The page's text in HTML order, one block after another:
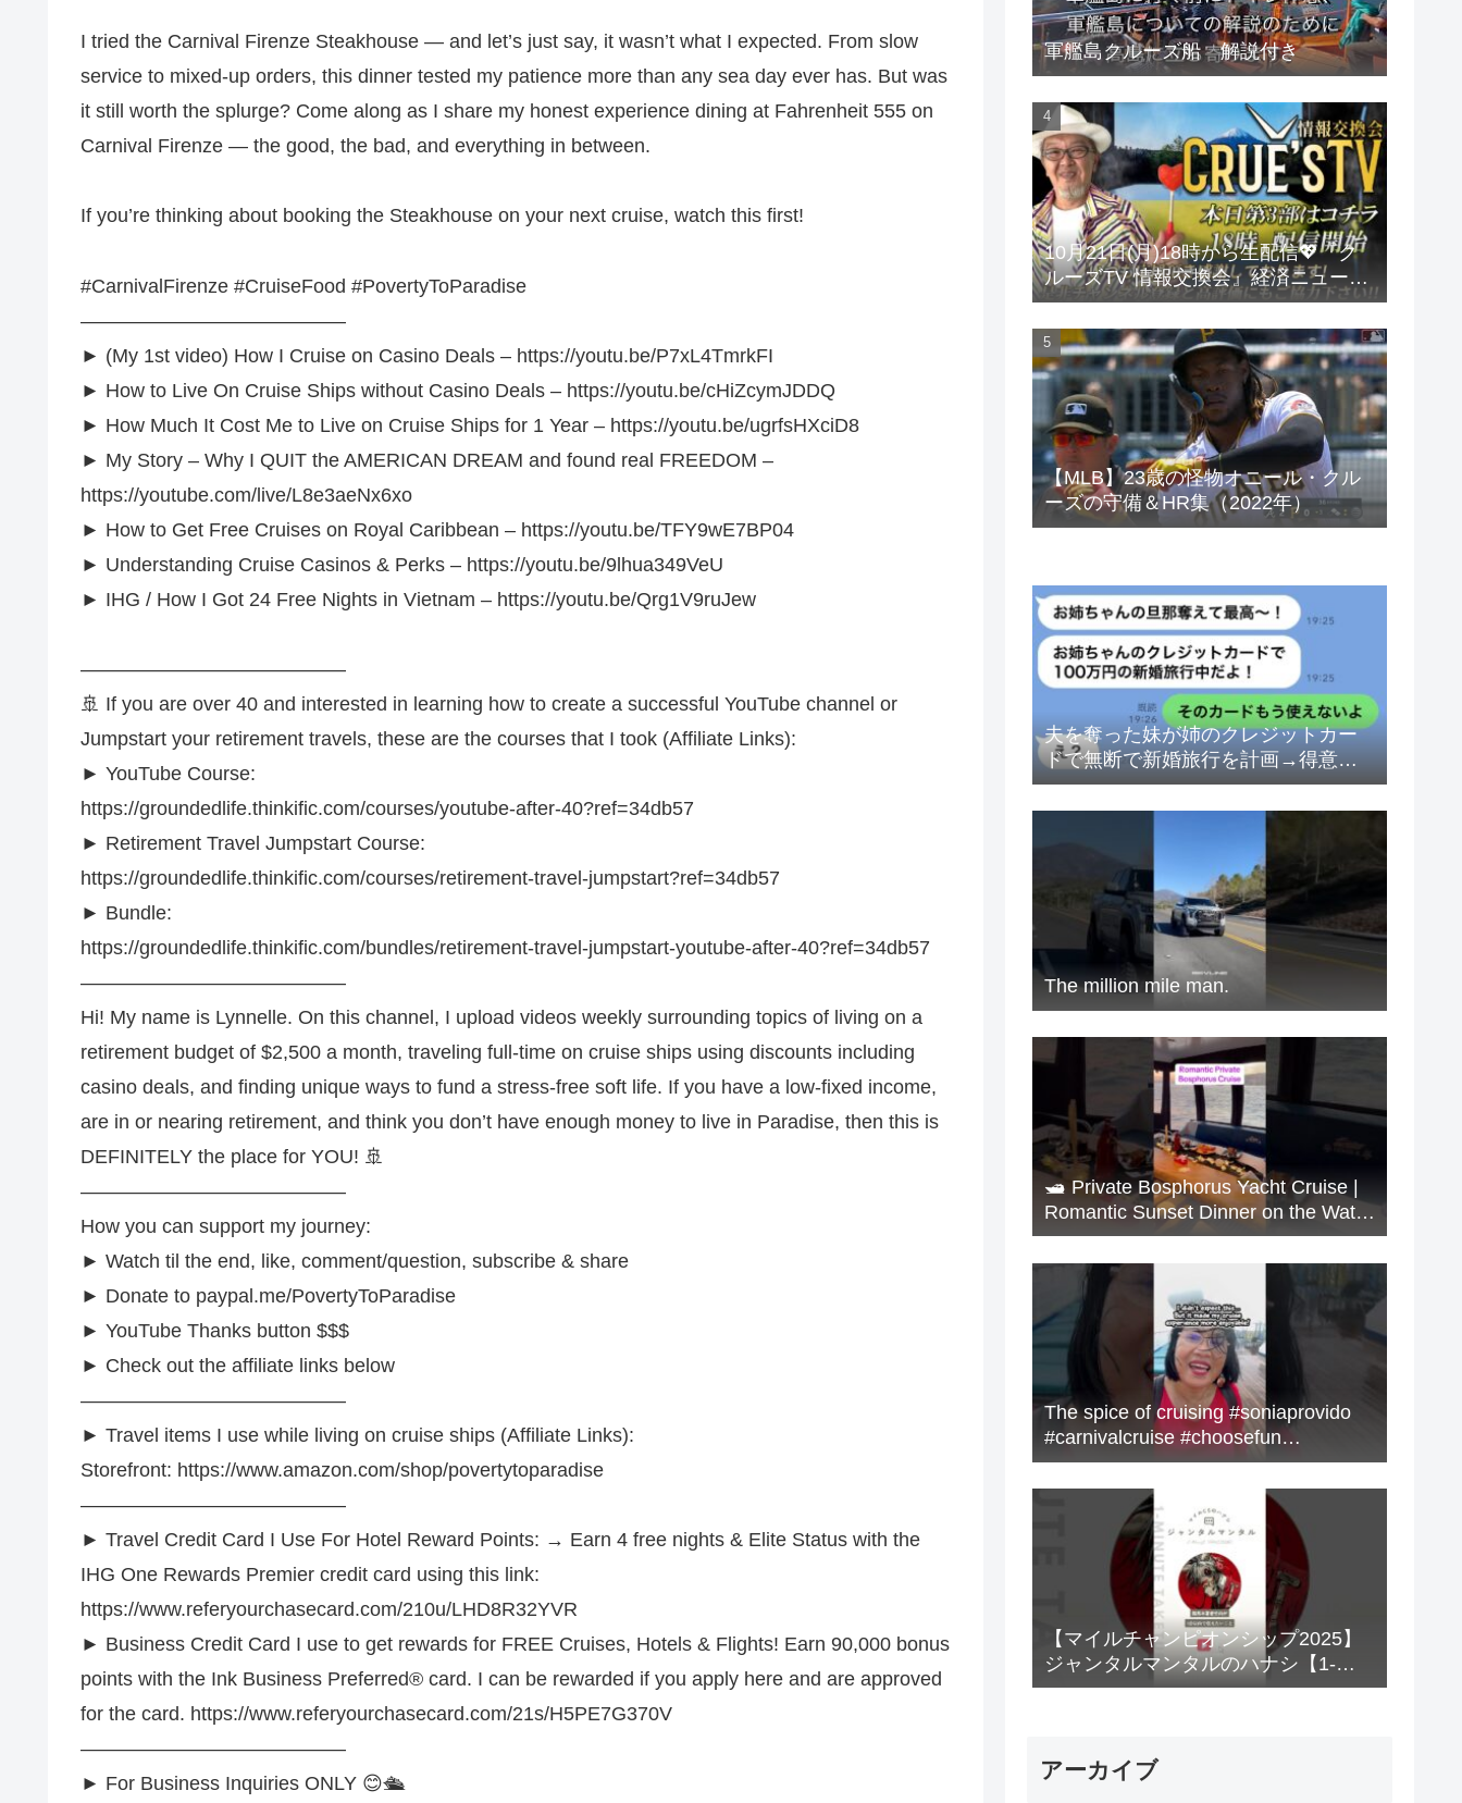
I tried the Carnival Firenze Steakhouse — and let’s just say, it wasn’t what I expected. From slow
service to mixed-up orders, this dinner tested my patience more than any sea day ever has. But was
it still worth the splurge? Come along as I share my honest experience dining at Fahrenheit 555 on
Carnival Firenze — the good, the bad, and everything in between.
If you’re thinking about booking the Steakhouse on your next cruise, watch this first!
#CarnivalFirenze #CruiseFood #PovertyToParadise
—————————————–
► (My 1st video) How I Cruise on Casino Deals – https://youtu.be/P7xL4TmrkFI
► How to Live On Cruise Ships without Casino Deals – https://youtu.be/cHiZcymJDDQ
► How Much It Cost Me to Live on Cruise Ships for 1 Year – https://youtu.be/ugrfsHXciD8
► My Story – Why I QUIT the AMERICAN DREAM and found real FREEDOM –
https://youtube.com/live/L8e3aeNx6xo
► How to Get Free Cruises on Royal Caribbean – https://youtu.be/TFY9wE7BP04
► Understanding Cruise Casinos & Perks – https://youtu.be/9lhua349VeU
► IHG / How I Got 24 Free Nights in Vietnam – https://youtu.be/Qrg1V9ruJew
—————————————–
🚢 If you are over 40 and interested in learning how to create a successful YouTube channel or
Jumpstart your retirement travels, these are the courses that I took (Affiliate Links):
► YouTube Course:
https://groundedlife.thinkific.com/courses/youtube-after-40?ref=34db57
► Retirement Travel Jumpstart Course:
https://groundedlife.thinkific.com/courses/retirement-travel-jumpstart?ref=34db57
► Bundle:
https://groundedlife.thinkific.com/bundles/retirement-travel-jumpstart-youtube-after-40?ref=34db57
—————————————–
Hi! My name is Lynnelle. On this channel, I upload videos weekly surrounding topics of living on a
retirement budget of $2,500 a month, traveling full-time on cruise ships using discounts including
casino deals, and finding unique ways to fund a stress-free soft life. If you have a low-fixed income,
are in or nearing retirement, and think you don’t have enough money to live in Paradise, then this is
DEFINITELY the place for YOU! 🚢
—————————————–
How you can support my journey:
► Watch til the end, like, comment/question, subscribe & share
► Donate to paypal.me/PovertyToParadise
► YouTube Thanks button $$$
► Check out the affiliate links below
—————————————–
► Travel items I use while living on cruise ships (Affiliate Links):
Storefront: https://www.amazon.com/shop/povertytoparadise
—————————————–
► Travel Credit Card I Use For Hotel Reward Points: → Earn 4 free nights & Elite Status with the
IHG One Rewards Premier credit card using this link:
https://www.referyourchasecard.com/210u/LHD8R32YVR
► Business Credit Card I use to get rewards for FREE Cruises, Hotels & Flights! Earn 90,000 bonus
points with the Ink Business Preferred® card. I can be rewarded if you apply here and are approved
for the card. https://www.referyourchasecard.com/21s/H5PE7G370V
—————————————–
► For Business Inquiries ONLY 😊🛳
軍艦島クルーズ船 解説付き
10月21日(月)18時から生配信💖『ク
ルーズTV 情報交換会』経済ニュース
投資 株式市場 新NISA 投資信託 仮想
通貨 ビットコイン 不動産投資 為替
ベトナムドン イラクディナール
【MLB】23歳の怪物オニール・クル
ーズの守備＆HR集（2022年）
夫を奪った妹が姉のクレジットカー
ドで無断で新婚旅行を計画→得意げ
な妹に「カードは解約したから」と
伝えた時の反応が…ｗ
The million mile man.
🛥️ Private Bosphorus Yacht Cruise |
Romantic Sunset Dinner on the Water
🇹🇷✨
The spice of cruising #soniaprovido
#carnivalcruise #choosefun
#adventure #cruise #fun
【マイルチャンピオンシップ2025】
ジャンタルマンタルのハナシ【1-
MINUTE】#競馬
アーカイブ